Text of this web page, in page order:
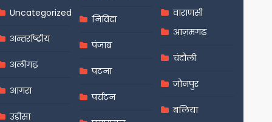
Uncategorized
अन्तर्राष्ट्रीय
अलीगढ़
आगरा
उड़ीसा
निविदा
पंजाब
पटना
पर्यटन
वाराणसी
आज़मगढ़
चंदौली
जौनपुर
बलिया